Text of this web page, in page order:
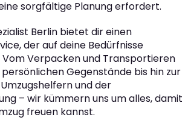
sorgfältige Planung erfordert.
Berlin bietet dir einen
der auf deine Bedürfnisse
Verpacken und Transportieren
Gegenstände bis hin zur
und der
– wir kümmern uns um alles, damit
freuen kannst.